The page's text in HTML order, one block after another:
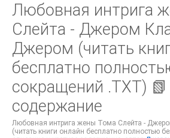
Любовная интрига
Слейта - Джером
Джером (читать
бесплатно
сокращений .TXT) 📗
содержание
Любовная интрига жены Тома Слейта -
(читать книги онлайн бесплатно полностью